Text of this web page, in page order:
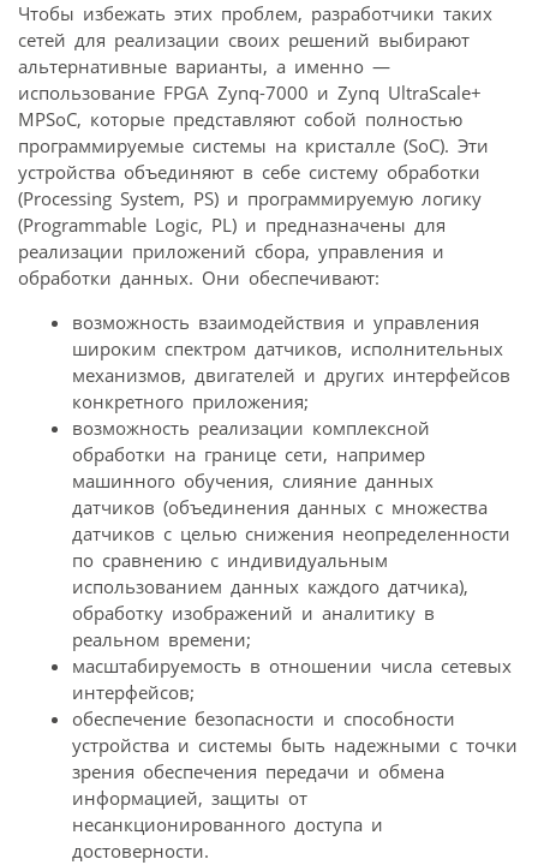
Чтобы избежать этих проблем, разработчики таких
сетей для реализации своих решений выбирают
альтернативные варианты, а именно —
использование FPGA Zynq-7000 и Zynq UltraScale+
MPSoC, которые представляют собой полностью
программируемые системы на кристалле (SoC). Эти
устройства объединяют в себе систему обработки
(Processing System, PS) и программируемую логику
(Programmable Logic, PL) и предназначены для
реализации приложений сбора, управления и
обработки данных. Они обеспечивают:
возможность взаимодействия и управления
широким спектром датчиков, исполнительных
механизмов, двигателей и других интерфейсов
конкретного приложения;
возможность реализации комплексной
обработки на границе сети, например
машинного обучения, слияние данных
датчиков (объединения данных с множества
датчиков с целью снижения неопределенности
по сравнению с индивидуальным
использованием данных каждого датчика),
обработку изображений и аналитику в
реальном времени;
масштабируемость в отношении числа сетевых
интерфейсов;
обеспечение безопасности и способности
устройства и системы быть надежными с точки
зрения обеспечения передачи и обмена
информацией, защиты от
несанкционированного доступа и
достоверности.